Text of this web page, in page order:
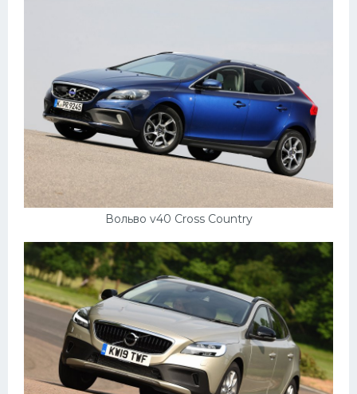
Вольво v40 Cross Country